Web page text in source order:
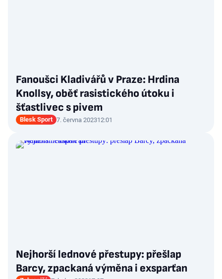
Fanoušci Kladivářů v Praze: Hrdina
Knollsy, oběť rasistického útoku i
šťastlivec s pivem
Blesk Sport 7. června 202312:01
Nejhorší lednové přestupy: přešlap
Barcy, zpackaná výměna i exsparťan